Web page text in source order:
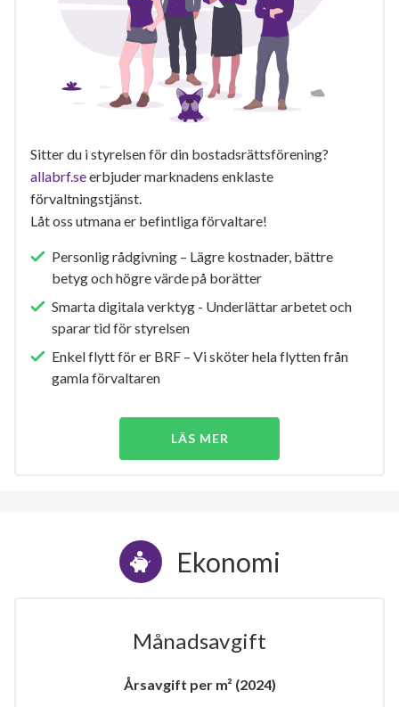
Sitter du i styrelsen för din bostadsrättsförening?
allabrf.seerbjuder marknadens enklaste
förvaltningstjänst.
Låt oss utmana er befintliga förvaltare!
Personlig rådgivning – Lägre kostnader, bättre
betyg och högre värde på borätter
Smarta digitala verktyg - Underlättar arbetet och
sparar tid för styrelsen
Enkel flytt för er BRF – Vi sköter hela flytten från
gamla förvaltaren
LÄS MER
Ekonomi
Månadsavgift
Årsavgift per m² (2024)